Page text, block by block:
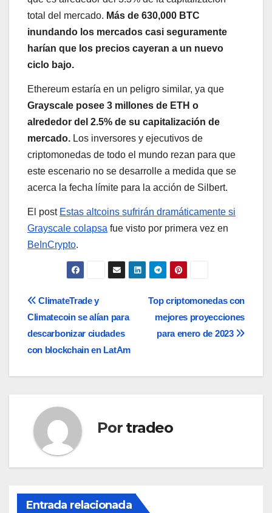
total del mercado. Más de 630,000 BTC
inundando los mercados casi seguramente
harían que los precios cayeran a un nuevo
ciclo bajo.
Ethereum estaría en un peligro similar, ya que
Grayscale posee 3 millones de ETH o
alrededor del 2.5% de su capitalización de
mercado. Los inversores y ejecutivos de
criptomonedas de todo el mundo rezan para que
este escenario no se desarrolle a medida que se
acerca la fecha límite para la acción de Silbert.
El post Estas altcoins sufrirán dramáticamente si
Grayscale colapsa fue visto por primera vez en
BeInCrypto.
Navegación
de
entradas
Top criptomonedas con
mejores proyecciones
para enero de 2023
ClimateTrade y
Climatecoin se alían para
descarbonizar ciudades
con blockchain en LatAm
Por tradeo
Entrada relacionada